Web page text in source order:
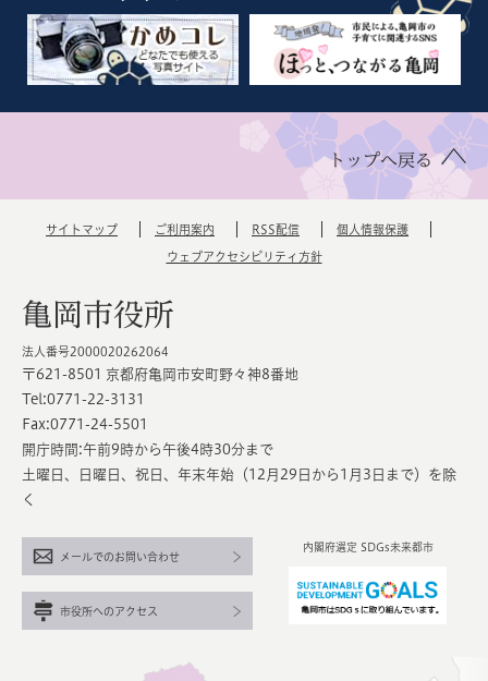
トップへ戻る
サイトマップ ご利用案内 RSS配信 個人情報保護
ウェブアクセシビリティ方針
亀岡市役所
法人番号2000020262064
〒621-8501 京都府亀岡市安町野々神8番地
Tel:0771-22-3131
Fax:0771-24-5501
開庁時間:午前9時から午後4時30分まで
土曜日、日曜日、祝日、年末年始（12月29日から1月3日まで）を除
く
内閣府選定 SDGs未来都市
メールでのお問い合わせ
市役所へのアクセス